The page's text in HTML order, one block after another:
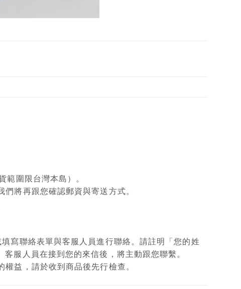
範圍限台灣本島）。
們將再跟您確認郵資與寄送方式。
寫聯絡表單與客服人員進行聯絡。請註明「您的姓
服人員在接到您的來信後，將主動跟您聯繫。
益，請於收到商品後先行檢查。